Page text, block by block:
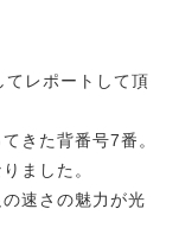
レポートして頂
きた背番号7番。
ました。
速さの魅力が光